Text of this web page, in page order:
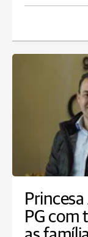
PG com